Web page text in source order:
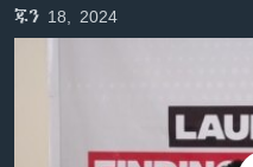
ወደ
ዋናው
ክምችት
ጁን 18, 2024